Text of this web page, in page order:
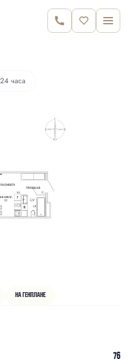
6 630 000 руб.
часа
На генплане
76